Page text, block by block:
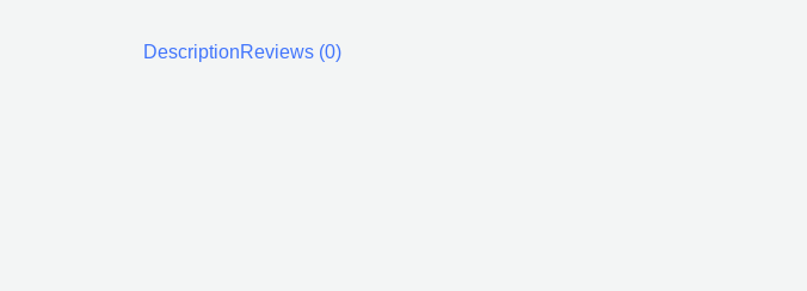
DescriptionReviews (0)